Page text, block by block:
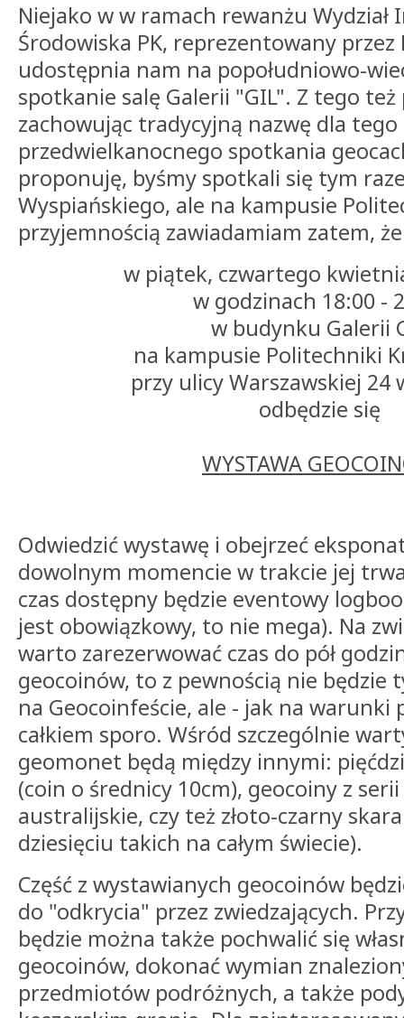
Niejako w w ramach rewanżu Wydział
Środowiska PK, reprezentowany przez
udostępnia nam na popołudniowo-
spotkanie salę Galerii "GIL". Z tego
zachowując tradycyjną nazwę dla
przedwielkanocnego spotkania
proponuję, byśmy spotkali się tym
Wyspiańskiego, ale na kampusie
przyjemnością zawiadamiam zatem,
w piątek, czwartego
w godzinach 18:00 -
w budynku Galerii
na kampusie Politechniki
przy ulicy Warszawskiej 24
odbędzie się
WYSTAWA
Odwiedzić wystawę i obejrzeć
dowolnym momencie w trakcie jej
czas dostępny będzie eventowy
jest obowiązkowy, to nie mega). Na
warto zarezerwować czas do pół
geocoinów, to z pewnością nie będzie
na Geocoinfeście, ale - jak na warunki
całkiem sporo. Wśród szczególnie
geomonet będą między innymi:
(coin o średnicy 10cm), geocoiny z
australijskie, czy też złoto-czarny
dziesięciu takich na całym świecie).
Część z wystawianych geocoinów
do "odkrycia" przez zwiedzających.
będzie można także pochwalić się
geocoinów, dokonać wymian
przedmiotów podróżnych, a także